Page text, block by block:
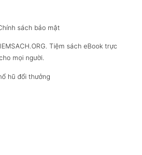
sách bảo mật
. Tiệm sách eBook trực
mọi người.
hũ đổi thưởng